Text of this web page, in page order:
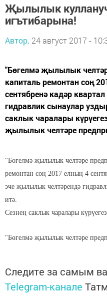
Җылылык
игътибарына!
Автор, 24 август 2017 -
"Бөгелмә җылылык
капиталь ремонтан соң
сентябренә кадәр
гидравлик сынаулар
саклык чаралары
җылылык челтәре
"Бөгелмә җылылык челтәре
ремонтан соң 2017 елның 4
эче җылылык челтәрендә
итә.
Сезнең саклык чаралары
"Бөгелмә җылылык челтәре
Следите за самым
Telegram-канале